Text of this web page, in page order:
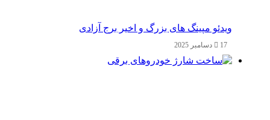
ویدئو مپینگ های بزرگ و اخیر برج آزادی
17 دسامبر 2025